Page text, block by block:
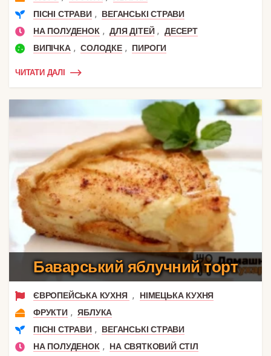
ПІСНІ СТРАВИ ,
ВЕГАНСЬКІ СТРАВИ
НА ПОЛУДЕНОК , ДЛЯ ДІТЕЙ ,
ДЕСЕРТ
ВИПІЧКА , СОЛОДКЕ , ПИРОГИ
ЧИТАТИ ДАЛІ
Баварський яблучний торт
ЄВРОПЕЙСЬКА КУХНЯ ,
НІМЕЦЬКА КУХНЯ
ФРУКТИ , ЯБЛУКА
ПІСНІ СТРАВИ ,
ВЕГАНСЬКІ СТРАВИ
НА ПОЛУДЕНОК ,
НА СВЯТКОВИЙ СТІЛ